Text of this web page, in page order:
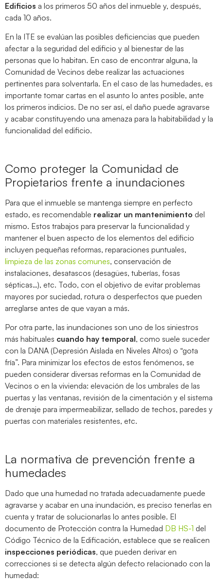
Edificios a los primeros 50 años del inmueble y, después,
cada 10 años.
En la ITE se evalúan las posibles deficiencias que pueden
afectar a la seguridad del edificio y al bienestar de las
personas que lo habitan. En caso de encontrar alguna, la
Comunidad de Vecinos debe realizar las actuaciones
pertinentes para solventarla. En el caso de las humedades, es
importante tomar cartas en el asunto lo antes posible, ante
los primeros indicios. De no ser así, el daño puede agravarse
y acabar constituyendo una amenaza para la habitabilidad y la
funcionalidad del edificio.
Como proteger la Comunidad de
Propietarios frente a inundaciones
Para que el inmueble se mantenga siempre en perfecto
estado, es recomendable realizar un mantenimiento del
mismo. Estos trabajos para preservar la funcionalidad y
mantener el buen aspecto de los elementos del edificio
incluyen pequeñas reformas, reparaciones puntuales,
limpieza de las zonas comunes, conservación de
instalaciones, desatascos (desagües, tuberías, fosas
sépticas…), etc. Todo, con el objetivo de evitar problemas
mayores por suciedad, rotura o desperfectos que pueden
arreglarse antes de que vayan a más.
Por otra parte, las inundaciones son uno de los siniestros
más habituales cuando hay temporal, como suele suceder
con la DANA (Depresión Aislada en Niveles Altos) o “gota
fría”. Para minimizar los efectos de estos fenómenos, se
pueden considerar diversas reformas en la Comunidad de
Vecinos o en la vivienda: elevación de los umbrales de las
puertas y las ventanas, revisión de la cimentación y el sistema
de drenaje para impermeabilizar, sellado de techos, paredes y
puertas con materiales resistentes, etc.
La normativa de prevención frente a
humedades
Dado que una humedad no tratada adecuadamente puede
agravarse y acabar en una inundación, es preciso tenerlas en
cuenta y tratar de solucionarlas lo antes posible. El
documento de Protección contra la Humedad DB HS-1 del
Código Técnico de la Edificación, establece que se realicen
inspecciones periódicas, que pueden derivar en
correcciones si se detecta algún defecto relacionado con la
humedad: